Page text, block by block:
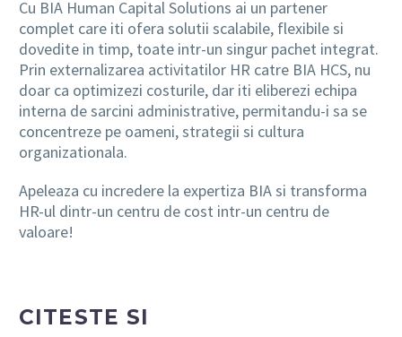
Cu BIA Human Capital Solutions ai un partener
complet care iti ofera solutii scalabile, flexibile si
dovedite in timp, toate intr-un singur pachet integrat.
Prin externalizarea activitatilor HR catre BIA HCS, nu
doar ca optimizezi costurile, dar iti eliberezi echipa
interna de sarcini administrative, permitandu-i sa se
concentreze pe oameni, strategii si cultura
organizationala.
Apeleaza cu incredere la expertiza BIA si transforma
HR-ul dintr-un centru de cost intr-un centru de
valoare!
CITESTE SI